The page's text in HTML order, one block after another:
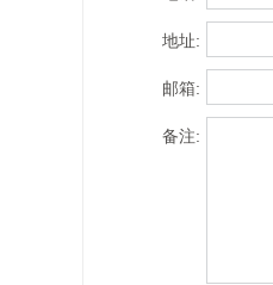
地址:
邮箱:
备注: